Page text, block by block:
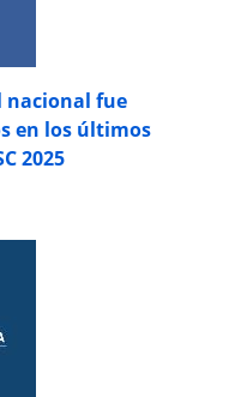
nacional fue
en los últimos
2025